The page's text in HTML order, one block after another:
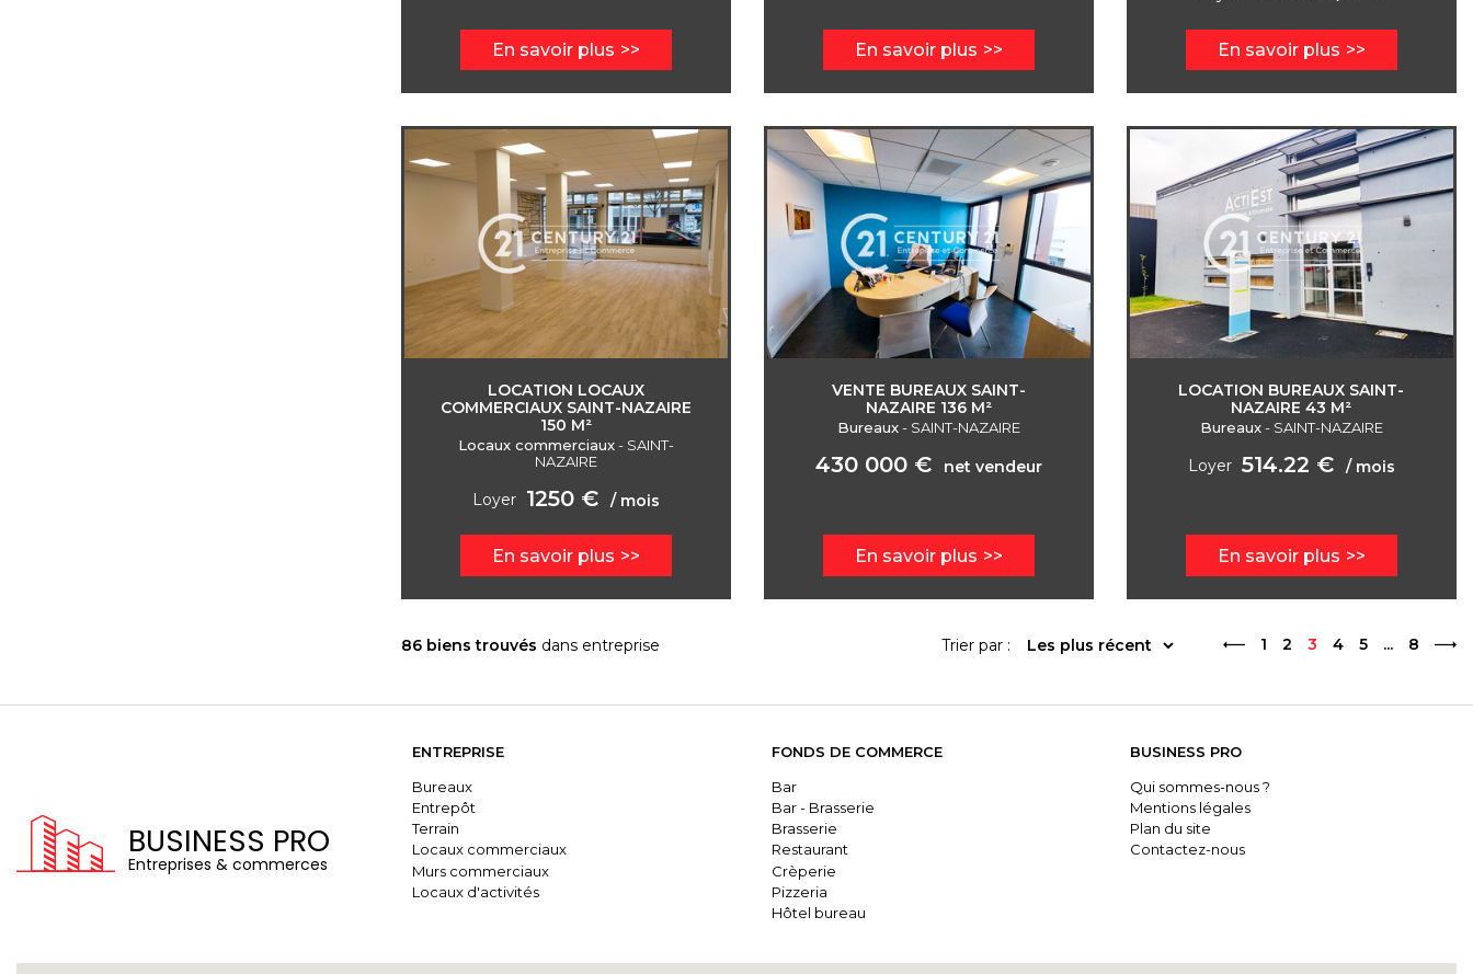
En savoir plus En savoir plus En savoir plus
LOCATION LOCAUX
COMMERCIAUX SAINT-NAZAIRE
150 M²
Locaux commerciaux- SAINT-
NAZAIRE
Loyer 1250 € / mois
En savoir plus
VENTE BUREAUX SAINT-
NAZAIRE 136 M²
Bureaux- SAINT-NAZAIRE
430 000 € net vendeur
En savoir plus
LOCATION BUREAUX SAINT-
NAZAIRE 43 M²
Bureaux- SAINT-NAZAIRE
Loyer 514.22 € / mois
En savoir plus
86 biens trouvés dans entreprise Trier par : 1 2 3 4 5 ... 8
BUSINESS PRO
Entreprises & commerces
ENTREPRISE
Bureaux
Entrepôt
Terrain
Locaux commerciaux
Murs commerciaux
Locaux d'activités
FONDS DE COMMERCE
Bar
Bar - Brasserie
Brasserie
Restaurant
Crèperie
Pizzeria
Hôtel bureau
BUSINESS PRO
Qui sommes-nous ?
Mentions légales
Plan du site
Contactez-nous